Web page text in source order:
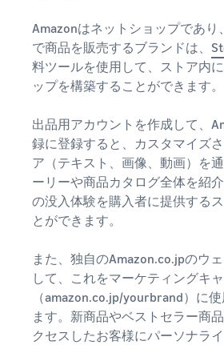
Amazonはネットショップであり
で商品を販売するブランドは、
料ツールを使用して、ストア内
ップを構築することができます。
出品用アカウントを作成して、
録に登録すると、カスタマイズ
ア（テキスト、画像、動画）を
ーリーや商品カタログ全体を紹
の没入体験を購入者に提供する
とができます。
また、独自のAmazon.co.jpのウ
して、これをマーケティングキ
（amazon.co.jp/yourbrand）に
ます。新商品やベストセラー商
クセスしたお客様にパーソナラ